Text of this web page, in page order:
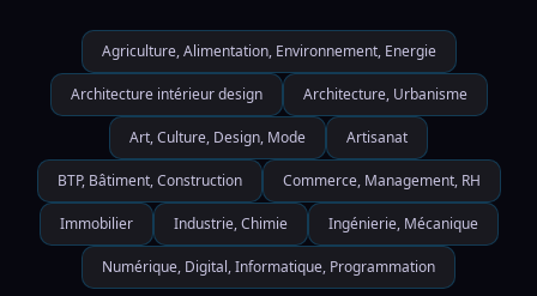
Agriculture, Alimentation, Environnement, Energie
Architecture intérieur design Architecture, Urbanisme
Art, Culture, Design, Mode Artisanat
BTP, Bâtiment, Construction Commerce, Management, RH
Immobilier Industrie, Chimie Ingénierie, Mécanique
Numérique, Digital, Informatique, Programmation